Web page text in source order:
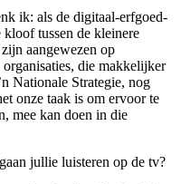
ik: als de digitaal-erfgoed-
kloof tussen de kleinere
aangewezen op
die makkelijker
Nationale Strategie, nog
onze taak is om ervoor te
mee kan doen in die
jullie luisteren op de tv?